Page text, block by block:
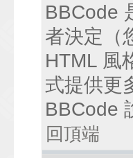
BBCode
者決定（
HTML 風
式提供更
BBCode
回頂端